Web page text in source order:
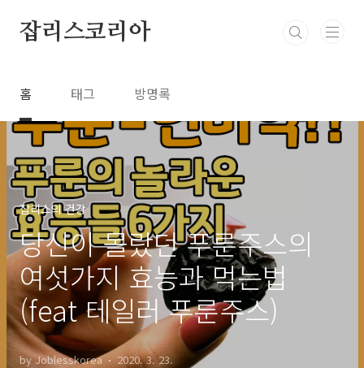
잡리스코리아
홈 태그 방명록
잡리스의 건강
당신이 몰랐던 푸룬주스의
여섯가지 효능과 먹는법
(feat 테일러 푸룬주스)
by Joblesskorea 2020. 3. 23.